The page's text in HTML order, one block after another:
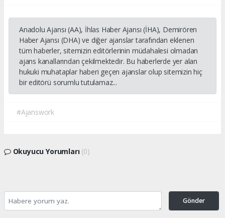
Anadolu Ajansı (AA), İhlas Haber Ajansı (İHA), Demirören
Haber Ajansı (DHA) ve diğer ajanslar tarafından eklenen
tüm haberler, sitemizin editörlerinin müdahalesi olmadan
ajans kanallarından çekilmektedir. Bu haberlerde yer alan
hukuki muhataplar haberi geçen ajanslar olup sitemizin hiç
bir editörü sorumlu tutulamaz...
#Ajanswork
Okuyucu Yorumları (0)
Gönder